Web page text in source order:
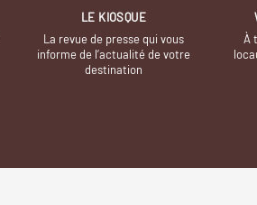
LE KIOSQUE
La revue de presse qui vous
informe de l’actualité de votre
destination
À